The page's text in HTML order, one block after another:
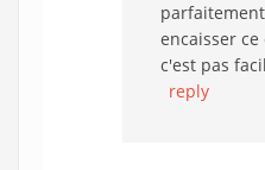
encaisser
c'est pas
reply